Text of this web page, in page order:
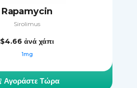
Rapamycin
Sirolimus
$4.66 ἀνά χάπι
1mg
Αγοράστε Τώρα